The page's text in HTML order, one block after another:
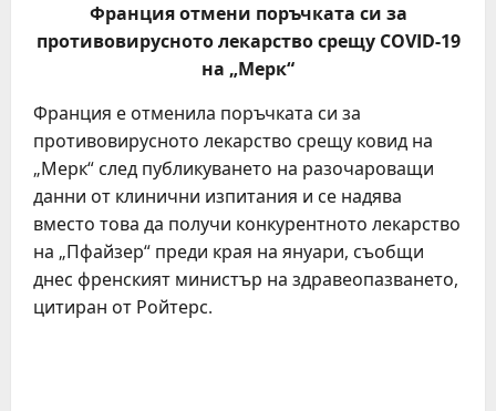
Франция отмени поръчката си за
противовирусното лекарство срещу COVID-19
на „Мерк“
Франция е отменила поръчката си за
противовирусното лекарство срещу ковид на
„Мерк“ след публикуването на разочароващи
данни от клинични изпитания и се надява
вместо това да получи конкурентното лекарство
на „Пфайзер“ преди края на януари, съобщи
днес френският министър на здравеопазването,
цитиран от Ройтерс.